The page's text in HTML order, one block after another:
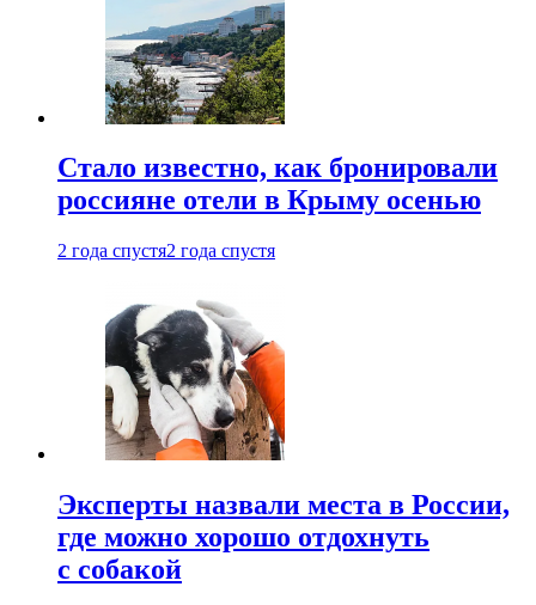
Стало известно, как бронировали
россияне отели в Крыму осенью
2 года спустя2 года спустя
Эксперты назвали места в России,
где можно хорошо отдохнуть
с собакой